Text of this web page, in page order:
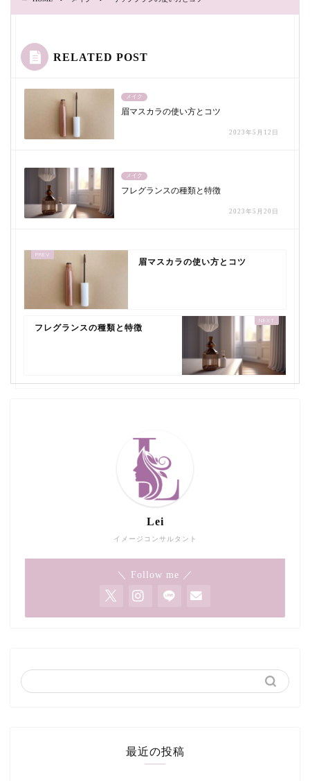
RELATED POST
メイク
眉マスカラの使い方とコツ
2023年5月12日
メイク
フレグランスの種類と特徴
2023年5月20日
眉マスカラの使い方とコツ
フレグランスの種類と特徴
イメージコンサルタント
Lei
＼ Follow me ／
最近の投稿